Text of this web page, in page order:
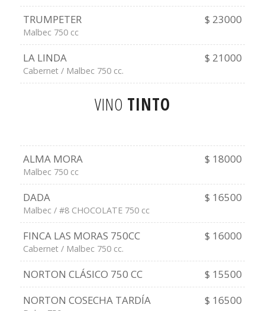
TRUMPETER $ 23000
Malbec 750 cc
LA LINDA $ 21000
Cabernet / Malbec 750 cc.
VINO TINTO
ALMA MORA $ 18000
Malbec 750 cc
DADA $ 16500
Malbec / #8 CHOCOLATE 750 cc
FINCA LAS MORAS 750CC $ 16000
Cabernet / Malbec 750 cc.
NORTON CLÁSICO 750 CC
$ 15500
NORTON COSECHA TARDÍA
$ 16500